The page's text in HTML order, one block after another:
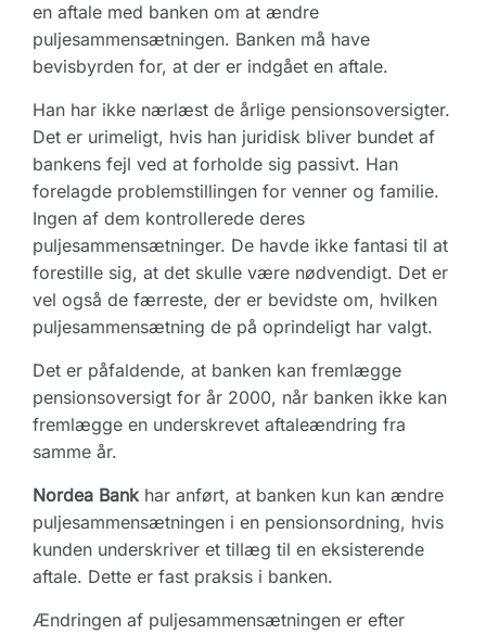
en aftale med banken om at ændre
puljesammensætningen. Banken må have
bevisbyrden for, at der er indgået en aftale.
Han har ikke nærlæst de årlige pensionsoversigter.
Det er urimeligt, hvis han juridisk bliver bundet af
bankens fejl ved at forholde sig passivt. Han
forelagde problemstillingen for venner og familie.
Ingen af dem kontrollerede deres
puljesammensætninger. De havde ikke fantasi til at
forestille sig, at det skulle være nødvendigt. Det er
vel også de færreste, der er bevidste om, hvilken
puljesammensætning de på oprindeligt har valgt.
Det er påfaldende, at banken kan fremlægge
pensionsoversigt for år 2000, når banken ikke kan
fremlægge en underskrevet aftaleændring fra
samme år.
Nordea Bankhar anført, at banken kun kan ændre
puljesammensætningen i en pensionsordning, hvis
kunden underskriver et tillæg til en eksisterende
aftale. Dette er fast praksis i banken.
Ændringen af puljesammensætningen er efter